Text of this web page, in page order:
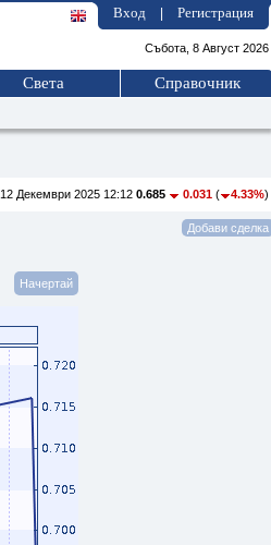
Вход Регистрация
Събота, 8 Август 2026
Света Справочник
12 Декември 2025 12:12 0.685 0.031 ( 4.33%)